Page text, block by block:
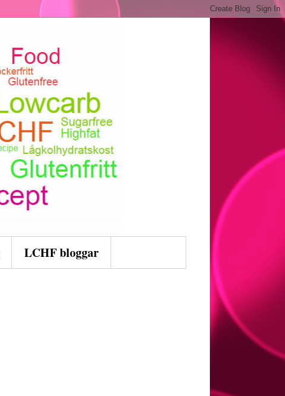
LCHF bloggar